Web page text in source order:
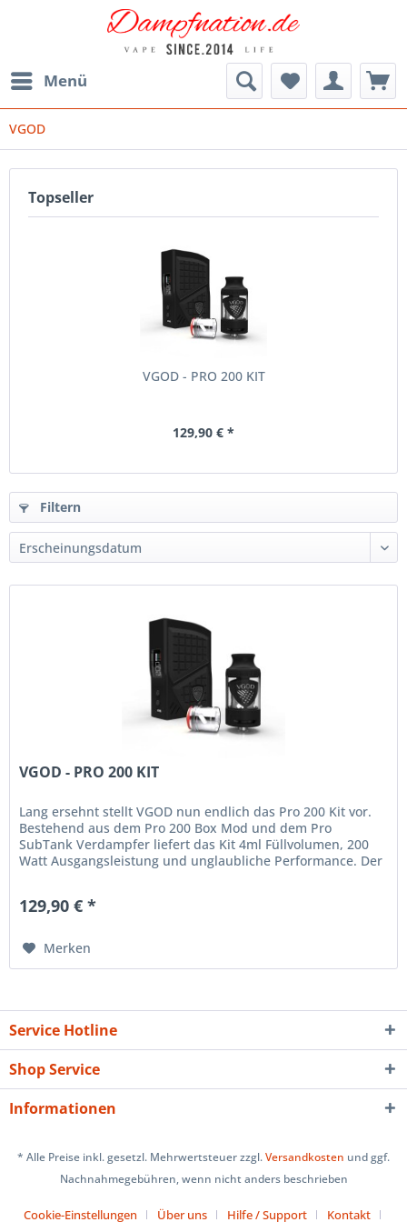
Menü
VGOD
Topseller
VGOD - PRO 200 KIT
129,90 € *
Filtern
VGOD - PRO 200 KIT
Lang ersehnt stellt VGOD nun endlich das Pro 200 Kit vor.
Bestehend aus dem Pro 200 Box Mod und dem Pro
SubTank Verdampfer liefert das Kit 4ml Füllvolumen, 200
Watt Ausgangsleistung und unglaubliche Performance. Der
129,90 € *
Merken
Service Hotline
Shop Service
Informationen
* Alle Preise inkl. gesetzl. Mehrwertsteuer zzgl.Versandkosten und ggf.
Nachnahmegebühren, wenn nicht anders beschrieben
Cookie-Einstellungen Über uns Hilfe / Support Kontakt